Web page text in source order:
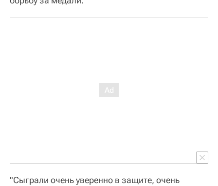
уверенно в нападении, все это сдобрено
эмоциями. Считаю, что психологически мы
очень-то готовы, но извините, подвиньтесь. Вбы
знаете, откуда мы... У нас женщины коня на